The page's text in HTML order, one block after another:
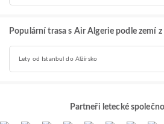
Populární trasa s Air Algerie podle zemí z
Lety od Istanbul do Alžírsko
Partneři letecké